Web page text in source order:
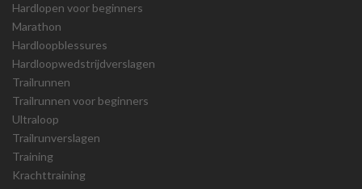
Hardlopen voor beginners
Marathon
Hardloopblessures
Hardloopwedstrijdverslagen
Trailrunnen
Trailrunnen voor beginners
Ultraloop
Trailrunverslagen
Training
Krachttraining